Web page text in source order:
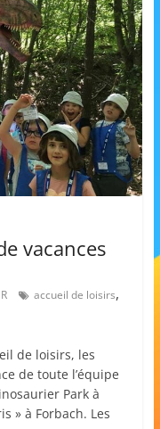
vacances
accueil de loisirs,
de loisirs, les
de toute l’équipe
Park à
» à Forbach. Les